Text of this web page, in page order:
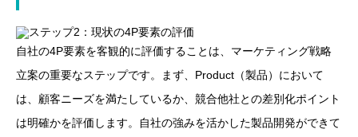
自社の4P要素を客観的に評価することは、マーケティング戦略
立案の重要なステップです。まず、Product（製品）において
は、顧客ニーズを満たしているか、競合他社との差別化ポイント
は明確かを評価します。自社の強みを活かした製品開発ができて